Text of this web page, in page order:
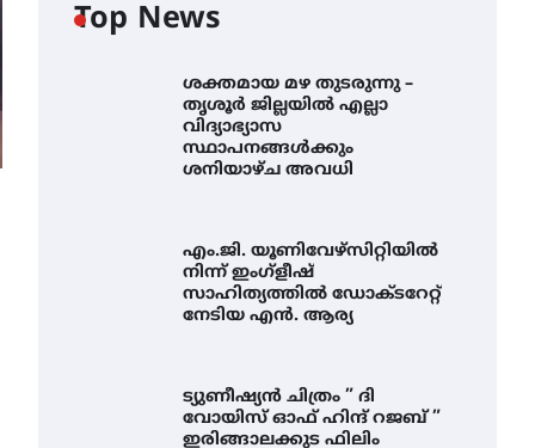
Top News
ശക്തമായ മഴ തുടരുന്നു –
തൃശൂർ ജില്ലയിൽ എല്ലാ
വിദ്യാഭ്യാസ
സ്ഥാപനങ്ങൾക്കും
ശനിയാഴ്ച അവധി
എം.ജി. യൂണിവേഴ്‌സിറ്റിയിൽ
നിന്ന് ഇംഗ്ളീഷ്
സാഹിത്യത്തിൽ ഡോക്ടറേറ്റ്
നേടിയ എൻ. ആര്യ
ട്യുണീഷ്യൻ ചിത്രം ” ദി
വോയിസ് ഓഫ് ഹിന്ദ് റജബ് ”
ഇരിങ്ങാലക്കുട ഫിലിം